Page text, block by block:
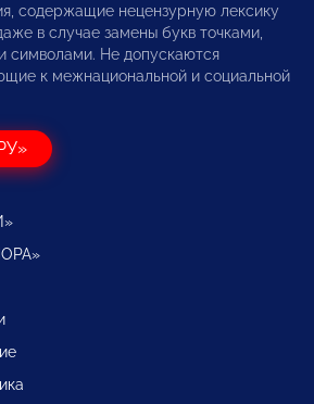
содержащие нецензурную лексику
в случае замены букв точками,
символами. Не допускаются
к межнациональной и социальной